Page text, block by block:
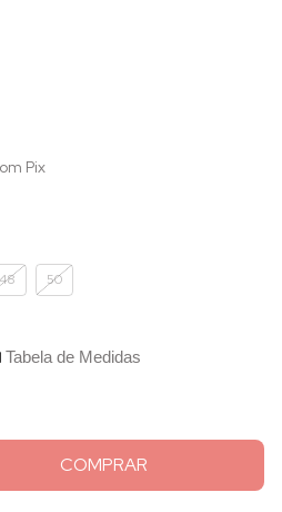
Pix
48 50
Tabela de Medidas